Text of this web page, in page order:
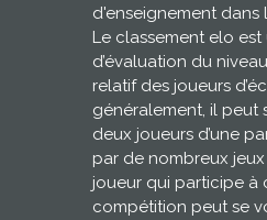
d'enseignement dans
Le classement elo est
d’évaluation du
relatif des joueurs
généralement, il peut
deux joueurs d’une
par de nombreux
joueur qui participe à
compétition peut se